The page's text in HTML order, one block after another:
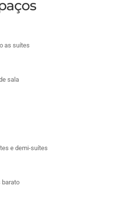
as suítes
sala
e demi-suítes
barato